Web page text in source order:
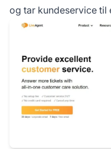
og tar kundeservice til